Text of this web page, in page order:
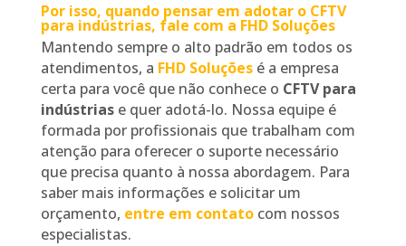
Por isso, quando pensar em adotar o CFTV
para indústrias, fale com a FHD Soluções
Mantendo sempre o alto padrão em todos os
atendimentos, a FHD Soluçõesé a empresa
certa para você que não conhece o CFTV para
indústriase quer adotá-lo. Nossa equipe é
formada por profissionais que trabalham com
atenção para oferecer o suporte necessário
que precisa quanto à nossa abordagem. Para
saber mais informações e solicitar um
orçamento, entre em contatocom nossos
especialistas.